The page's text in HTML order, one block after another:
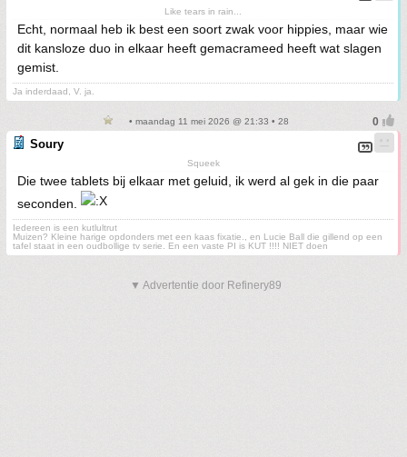
Like tears in rain...
Echt, normaal heb ik best een soort zwak voor hippies, maar wie
dit kansloze duo in elkaar heeft gemacrameed heeft wat slagen
gemist.
Ja inderdaad, V. ja.
• maandag 11 mei 2026 @ 21:33 • 28
Soury
Squeek
Die twee tablets bij elkaar met geluid, ik werd al gek in die paar
seconden.
Iedereen is een kutlultrut
Muizen? Kleine harige opdonders met een kaas fixatie., en Lucie Ball die gillend op een
tafel staat in een oudbollige tv serie. En een vaste PI is KUT !!!! NIET doen
▼ Advertentie door Refinery89